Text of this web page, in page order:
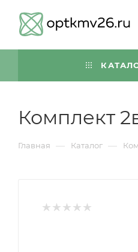
Комплект
Главная — Каталог —